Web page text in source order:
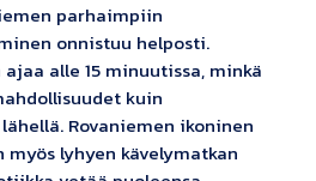
parhaimpiin
onnistuu helposti.
alle 15 minuutissa, minkä
kuin
Rovaniemen ikoninen
lyhyen kävelymatkan